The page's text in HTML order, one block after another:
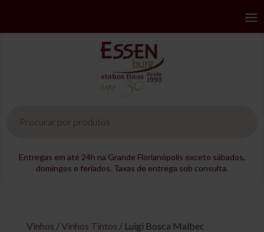
produtos
Entregas em até 24h na Grande Florianópolis exceto sábados,
domingos e feriados. Taxas de entrega sob consulta.
Vinhos /Vinhos Tintos / Luigi Bosca Malbec